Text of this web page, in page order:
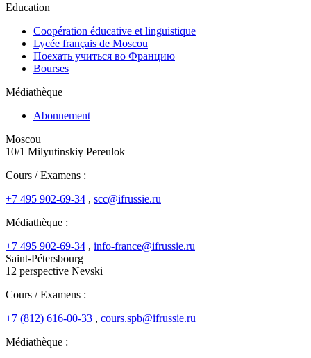
Education
Coopération éducative et linguistique
Lycée français de Moscou
Поехать учиться во Францию
Bourses
Médiathèque
Abonnement
Moscou
10/1 Milyutinskiy Pereulok
Cours / Examens :
+7 495 902-69-34 , scc@ifrussie.ru
Médiathèque :
+7 495 902-69-34 , info-france@ifrussie.ru
Saint-Pétersbourg
12 perspective Nevski
Cours / Examens :
+7 (812) 616-00-33 , cours.spb@ifrussie.ru
Médiathèque :